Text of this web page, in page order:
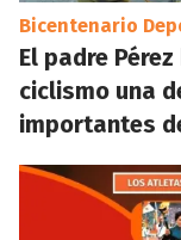
Bicentenario
El padre
ciclismo una
importantes